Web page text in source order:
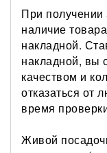
При получении
наличие
накладной.
накладной, вы
качеством и
отказаться от
время
Живой